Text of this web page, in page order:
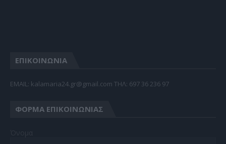
ΕΠΙΚΟΙΝΩΝΙΑ
EMAIL: kalamaria24.gr@gmail.com TΗΛ: 697 36 236 97
ΦΌΡΜΑ ΕΠΙΚΟΙΝΩΝΊΑΣ